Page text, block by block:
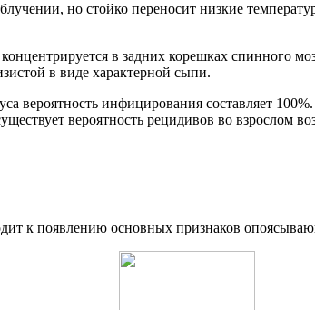
но стойко переносит низкие
в задних корешках
в виде характерной сыпи.
вероятность инфицирования составляет
вероятность рецидивов во взрослом
к появлению основных признаков